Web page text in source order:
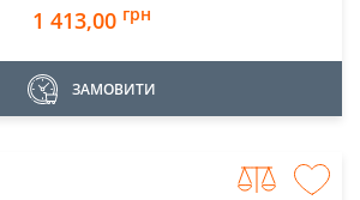
1 413,00 грн
ЗАМОВИТИ